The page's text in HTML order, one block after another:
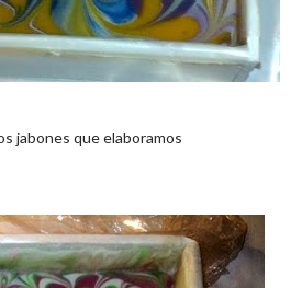
jabones que elaboramos